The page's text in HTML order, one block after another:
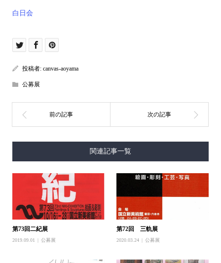
白日会
投稿者: canvas-aoyama
公募展
関連記事一覧
第73回二紀展
2019.09.01 公募展
第72回 三軌展
2020.03.24 公募展